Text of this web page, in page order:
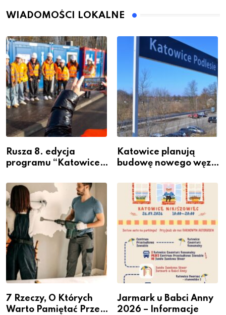
WIADOMOŚCI LOKALNE
Rusza 8. edycja
programu “Katowice
– nabór dla
przedsiębiorców
Katowice planują
budowę nowego węzła
Podlesiu
7 Rzeczy, O Których
Warto Pamiętać Przed
Jarmark u Babci Anny
2026 – Informacje